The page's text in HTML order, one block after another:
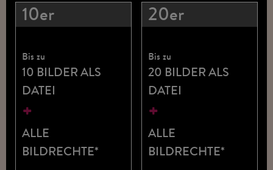
10er
Bis zu
10 BILDER ALS
DATEI
+
ALLE
BILDRECHTE*
20er
Bis zu
20 BILDER ALS
DATEI
+
ALLE
BILDRECHTE*